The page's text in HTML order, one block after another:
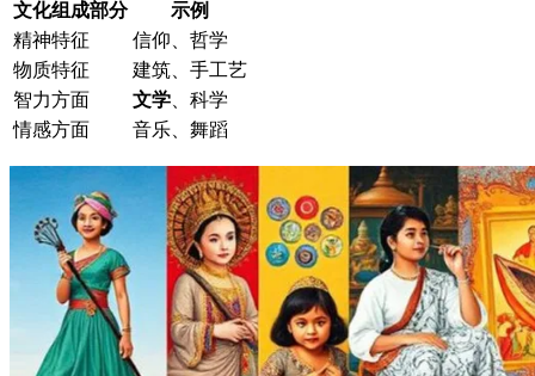
文化组成部分
示例
精神特征
信仰、哲学
物质特征
建筑、手工艺
智力方面
文学 、科学
情感方面
音乐、舞蹈